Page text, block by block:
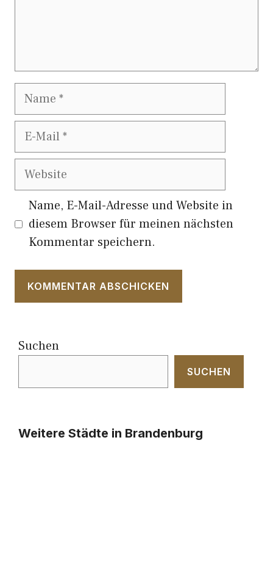
Name
E-
Website
Name, E-Mail-Adresse und Website in
diesem Browser für meinen nächsten
Kommentar speichern.
Suchen
SUCHEN
Weitere Städte in Brandenburg